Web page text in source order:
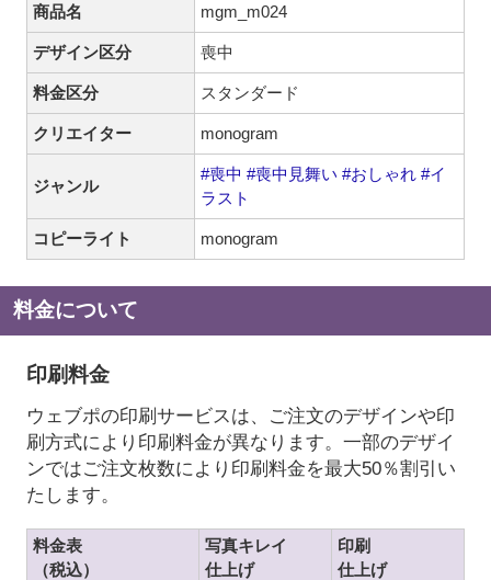
商品名 mgm_m024
デザイン区分 喪中
料金区分 スタンダード
クリエイター monogram
ジャンル
#喪中 #喪中見舞い #おしゃれ #イ
ラスト
コピーライト monogram
料金について
印刷料金
ウェブポの印刷サービスは、ご注文のデザインや印
刷方式により印刷料金が異なります。一部のデザイ
ンではご注文枚数により印刷料金を最大50％割引い
たします。
料金表
（税込）
写真キレイ
仕上げ
印刷
仕上げ